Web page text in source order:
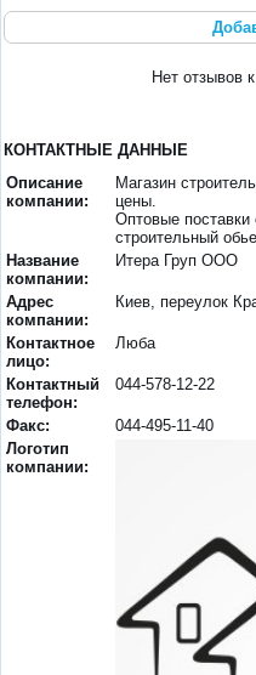
Нет отзывов
КОНТАКТНЫЕ ДАННЫЕ
Описание
компании:
Магазин
цены.
Оптовые
строительный
Название
компании:
Итера Груп ООО
Адрес
компании:
Киев, переулок
Контактное
лицо:
Люба
Контактный
телефон:
044-578-12-22
Факс:
044-495-11-40
Логотип
компании: